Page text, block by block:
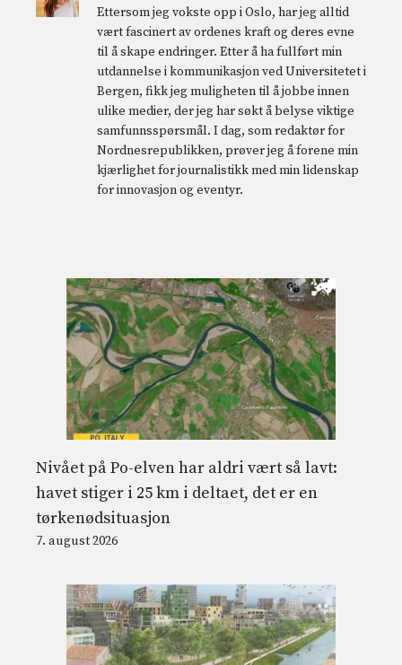
Ettersom jeg vokste opp i Oslo, har jeg alltid
vært fascinert av ordenes kraft og deres evne
til å skape endringer. Etter å ha fullført min
utdannelse i kommunikasjon ved Universitetet i
Bergen, fikk jeg muligheten til å jobbe innen
ulike medier, der jeg har søkt å belyse viktige
samfunnsspørsmål. I dag, som redaktør for
Nordnesrepublikken, prøver jeg å forene min
kjærlighet for journalistikk med min lidenskap
for innovasjon og eventyr.
Nivået på Po-elven har aldri vært så lavt:
havet stiger i 25 km i deltaet, det er en
tørkenødsituasjon
7. august 2026